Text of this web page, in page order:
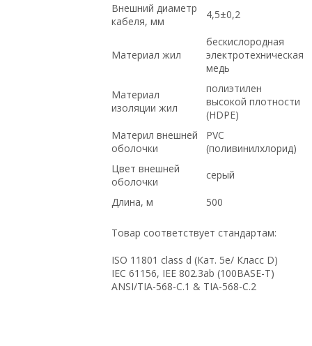
Внешний диаметр
кабеля, мм
4,5±0,2
Материал жил
бескислородная
электротехническая
медь
Материал
изоляции жил
полиэтилен
высокой плотности
(HDPE)
Материл внешней
оболочки
PVC
(поливинилхлорид)
Цвет внешней
оболочки
серый
Длина, м 500
Товар соответствует стандартам:
ISO 11801 class d (Кат. 5e/ Класс D)
IEC 61156, IEE 802.3ab (100BASE-T)
ANSI/TIA-568-C.1 & TIA-568-C.2